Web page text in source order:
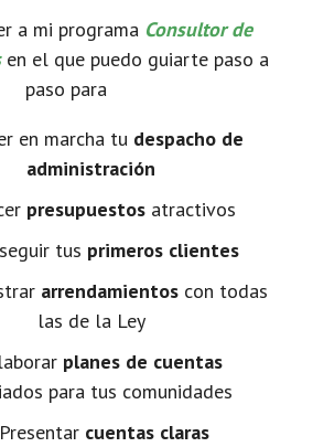
a mi programa Consultor de
en el que puedo guiarte paso a
paso para
en marcha tu despacho de
administración
presupuestos atractivos
tus primeros clientes
arrendamientos con todas
las de la Ley
planes de cuentas
para tus comunidades
cuentas claras